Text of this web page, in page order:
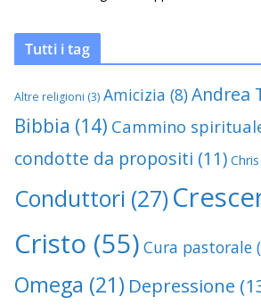
Tutti i tag
Altre religioni (3) Amicizia (8)Andrea
Bibbia (14) Cammino
condotte da propositi (11)
Conduttori (27)
Cristo (55) Cura pastorale
Omega (21) Depressione